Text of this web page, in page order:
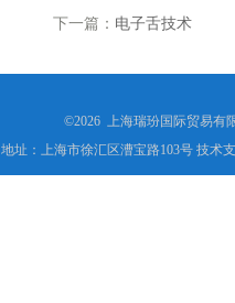
下一篇： 电子舌技术
©2026 上海瑞玢国际贸易有
地址：上海市徐汇区漕宝路103号 技术